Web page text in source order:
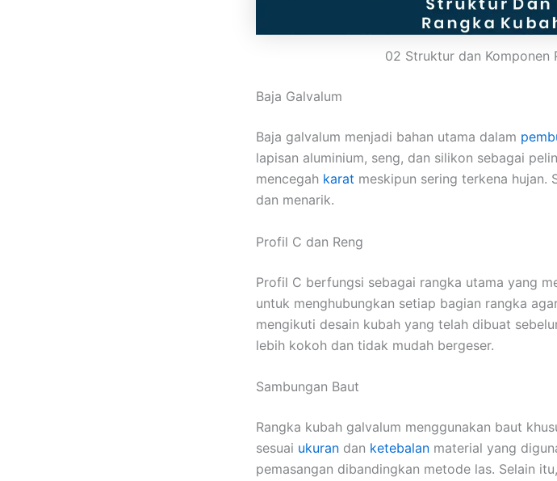
02 Struktur dan Komponen
Baja Galvalum
Baja galvalum menjadi bahan utama dalam
lapisan aluminium, seng, dan silikon sebagai
mencegah karat meskipun sering terkena hujan.
dan menarik.
Profil C dan Reng
Profil C berfungsi sebagai rangka utama yang
untuk menghubungkan setiap bagian rangka
mengikuti desain kubah yang telah dibuat
lebih kokoh dan tidak mudah bergeser.
Sambungan Baut
Rangka kubah galvalum menggunakan baut
sesuai ukuran dan ketebalan material yang
pemasangan dibandingkan metode las. Selain itu,